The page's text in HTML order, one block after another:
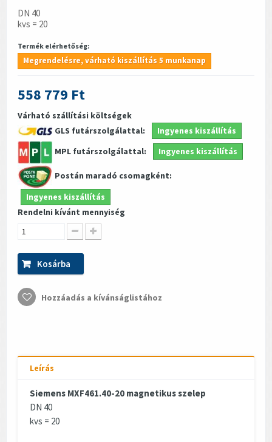
DN 40
kvs = 20
Termék elérhetőség:
Megrendelésre, várható kiszállítás 5 munkanap
558 779 Ft
Várható szállítási költségek
GLS futárszolgálattal:
Ingyenes kiszállítás
MPL futárszolgálattal:
Ingyenes kiszállítás
Postán maradó csomagként:
Ingyenes kiszállítás
Rendelni kívánt mennyiség
Kosárba
Hozzáadás a kívánságlistához
Leírás
Siemens MXF461.40-20 magnetikus szelep
DN 40
kvs = 20